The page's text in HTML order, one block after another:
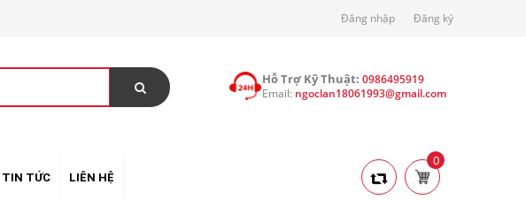
Đăng nhập Đăng ký
Hỗ Trợ Kỹ Thuật:0986495919
Email: ngoclan18061993@gmail.com
TIN TỨC LIÊN HỆ
0